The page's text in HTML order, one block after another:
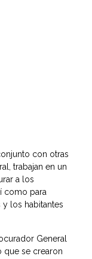
con otras
trabajan en un
a los
como para
y los habitantes
General
que se crearon